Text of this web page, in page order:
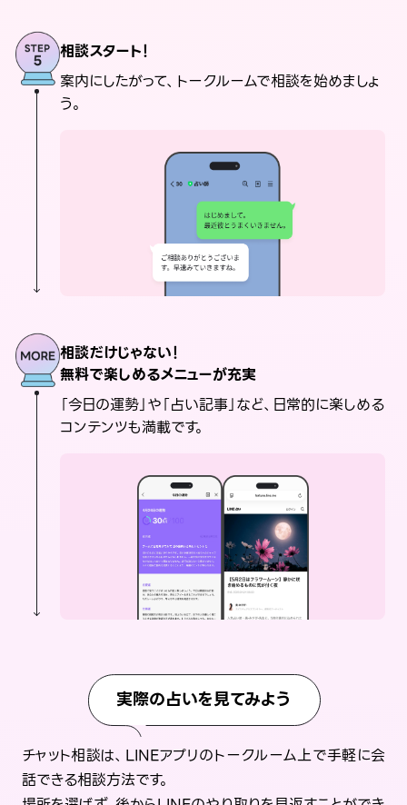
相談スタート！
案内にしたがって、トークルームで相談を始めましょ
う。
相談だけじゃない！
無料で楽しめるメニューが充実
「今日の運勢」や「占い記事」など、日常的に楽しめる
コンテンツも満載です。
実際の占いを見てみよう
チャット相談は、LINEアプリのトークルーム上で手軽に会
話できる相談方法です。